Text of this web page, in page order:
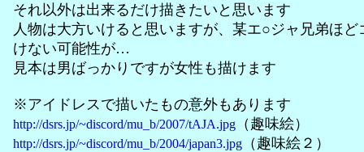
それ以外は出来るだけ描きたいと思います
人物は大方いけると思いますが、某エ○ジャ兄弟ほど
けない可能性が…
見本は男ばっかりですが女性も描けます
※アイドレスで描いたもの意外もあります
http://dsrs.jp/~discord/mu_b/2007/tAJA.jpg （趣味絵）
http://dsrs.jp/~discord/mu_b/2004/japan3.jpg （趣味絵２）